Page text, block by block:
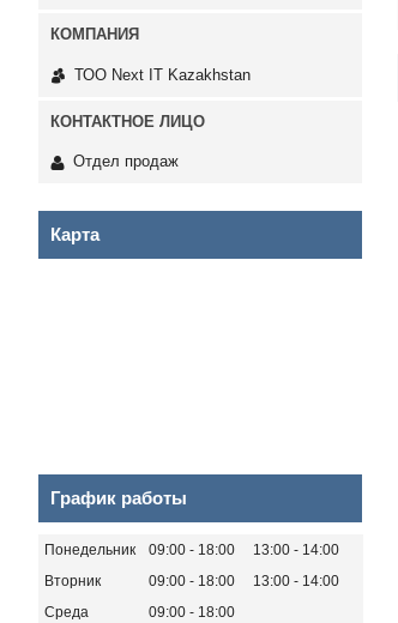
ТОО Next IT Kazakhstan
Отдел продаж
Карта
График работы
Понедельник 09:00 18:00 13:00
14:00
Вторник
09:00 18:00 13:00
14:00
Среда
09:00
18:00